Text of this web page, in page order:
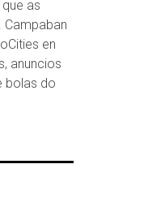
as
Campaban
en
anuncios
bolas do